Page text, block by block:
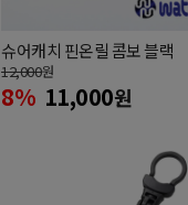
슈어캐치 핀온릴 콤보 블랙
12,000원
8% 11,000원